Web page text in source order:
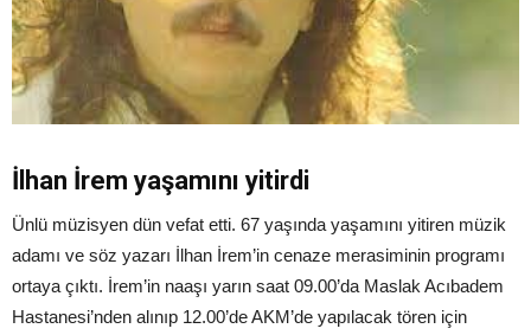
İlhan İrem yaşamını yitirdi
Ünlü müzisyen dün vefat etti. 67 yaşında yaşamını yitiren müzik
adamı ve söz yazarı İlhan İrem’in cenaze merasiminin programı
ortaya çıktı. İrem’in naaşı yarın saat 09.00’da Maslak Acıbadem
Hastanesi’nden alınıp 12.00’de AKM’de yapılacak tören için